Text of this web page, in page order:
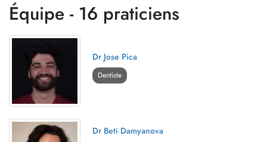
Équipe - 16 praticiens
Dr Jose Pica
Dentiste
Dr Beti Damyanova